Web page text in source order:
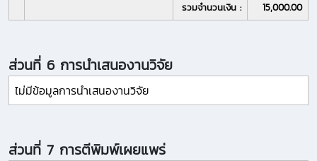
รวมจำนวนเงิน : 15,000.00
ส่วนที่ 6 การนำเสนองานวิจัย
ไม่มีข้อมูลการนำเสนองานวิจัย
ส่วนที่ 7 การตีพิมพ์เผยแพร่